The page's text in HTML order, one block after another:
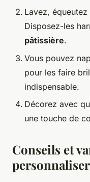
Lavez,
Disposez-les
pâtissière.
Vous pouvez
pour les faire
indispensable.
Décorez avec
une touche de
Conseils et